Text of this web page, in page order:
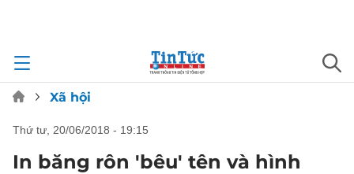
Xã hội
thứ tư, 20/06/2018 - 19:15
In băng rôn 'bêu' tên và hình